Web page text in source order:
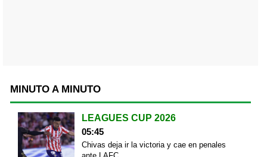
MINUTO A MINUTO
LEAGUES CUP 2026
05:45
Chivas deja ir la victoria y cae en penales